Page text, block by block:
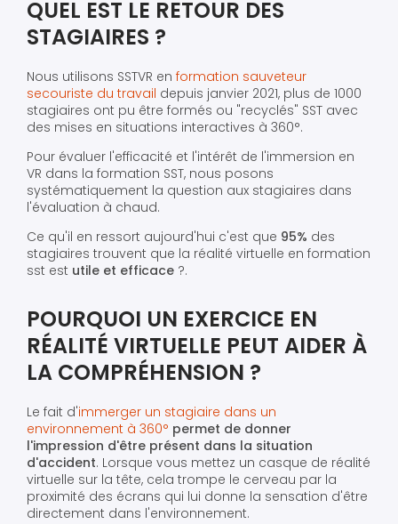
QUEL EST LE RETOUR DES
STAGIAIRES ?
Nous utilisons SSTVR en formation sauveteur
secouriste du travail depuis janvier 2021, plus de 1000
stagiaires ont pu être formés ou "recyclés" SST avec
des mises en situations interactives à 360°.
Pour évaluer l'efficacité et l'intérêt de l'immersion en
VR dans la formation SST, nous posons
systématiquement la question aux stagiaires dans
l'évaluation à chaud.
Ce qu'il en ressort aujourd'hui c'est que 95% des
stagiaires trouvent que la réalité virtuelle en formation
sst est utile et efficace ?.
POURQUOI UN EXERCICE EN
RÉALITÉ VIRTUELLE PEUT AIDER À
LA COMPRÉHENSION ?
Le fait d'immerger un stagiaire dans un
environnement à 360° permet de donner
l'impression d'être présent dans la situation
d'accident. Lorsque vous mettez un casque de réalité
virtuelle sur la tête, cela trompe le cerveau par la
proximité des écrans qui lui donne la sensation d'être
directement dans l'environnement.